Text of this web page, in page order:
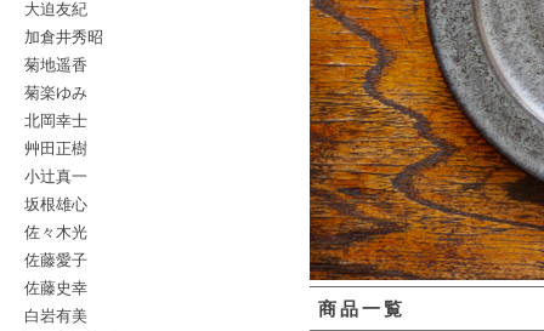
大迫友紀
加倉井秀昭
菊地遥香
菊楽ゆみ
北岡幸士
艸田正樹
小辻真一
坂根雄心
佐々木光
佐藤愛子
佐藤史幸
白岩有美
商品一覧